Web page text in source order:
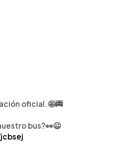
oficial.🤩🚎
bus?👀😉